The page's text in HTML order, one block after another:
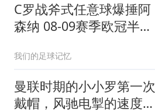
C罗战斧式任意球爆捶阿
森纳 08-09赛季欧冠半决
我们的足球记忆
曼联时期的小小罗第一次
戴帽，风驰电掣的速度，